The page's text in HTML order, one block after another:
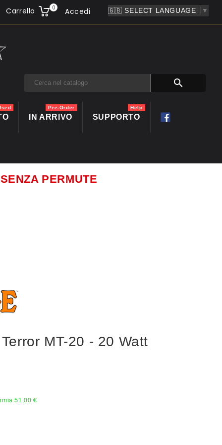
Carrello 0 ▼
Accedi

IN ARRIVO
Pre-Order
SUPPORTO
Help
PERMUTE
MT-20 - 20 Watt
51,00 €